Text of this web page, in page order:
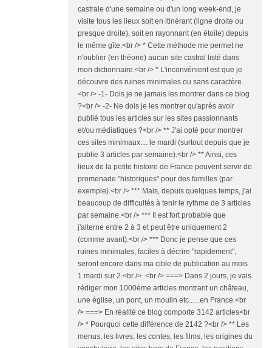
castrale d'une semaine ou d'un long week-end, je
visite tous les lieux soit en itinérant (ligne droite ou
presque droite), soit en rayonnant (en étoile) depuis
le même gîte.<br /> * Cette méthode me permet ne
n'oublier (en théorie) aucun site castral listé dans
mon dictionnaire.<br /> * L'inconvénient est que je
découvre des ruines minimales ou sans caractère.
<br /> -1- Dois je ne jamais les montrer dans ce blog
?<br /> -2- Ne dois je les montrer qu'après avoir
publié tous les articles sur les sites passionnants
et/ou médiatiques ?<br /> ** J'ai opté pour montrer
ces sites minimaux.... le mardi (surtout depuis que je
publie 3 articles par semaine).<br /> ** Ainsi, ces
lieux de la petite histoire de France peuvent servir de
promenade "historiques" pour des familles (par
exemple).<br /> *** Mais, depuis quelques temps, j'ai
beaucoup de difficultés à tenir le rythme de 3 articles
par semaine.<br /> *** Il est fort probable que
j'alterne entre 2 à 3 et peut être uniquement 2
(comme avant).<br /> *** Donc je pense que ces
ruines minimales, faciles à décrire "rapidement",
seront encore dans ma cible de publication au mois
1 mardi sur 2.<br /> .<br /> ===> Dans 2 jours, je vais
rédiger mon 1000ème articles montrant un château,
une église, un pont, un moulin etc......en France.<br
/> ===> En réalité ce blog comporte 3142 articles<br
/> * Pourquoi cette différence de 2142 ?<br /> ** Les
menus, les livres, les contes, les films, les origines du